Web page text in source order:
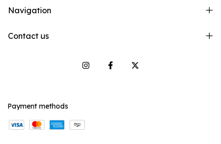
Navigation
Contact us
Payment methods